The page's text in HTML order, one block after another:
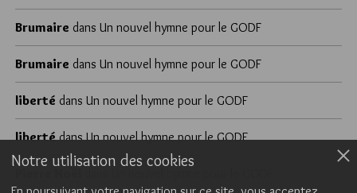
Brumaire dans Un nouvel hymne pour le GODF
Brumaire dans Un nouvel hymne pour le GODF
liberté dans Un nouvel hymne pour le GODF
libertédansUn nouvel hymne pour le GODF
Notre utilisation des cookies